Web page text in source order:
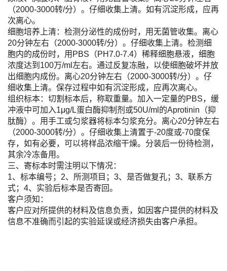
（2000-3000转/分）。仔细收集上清。如有沉淀形成，应再
次离心。
细胞培养上清：检测分泌性的成份时，用无菌管收集。离心
20分钟左右（2000-3000转/分）。仔细收集上清。检测细
胞内的成份时，用PBS（PH7.0-7.4）稀释细胞悬液，细胞
浓度达到100万/ml左右。通过反复冻融，以使细胞破坏并放
出细胞内成份。离心20分钟左右（2000-3000转/分）。仔
细收集上清。保存过程中如有沉淀形成，应再次离心。
组织标本：切割标本后，称取重量。加入一定量的PBS，缓
冲液中可加入1μg/L蛋白酶抑制剂或50U/ml的Aprotinin（抑
肽酶）。用手工或匀浆器将标本匀浆充分。离心20分钟左右
（2000-3000转/分）。仔细收集上清置于-20度或-70度保
存，如有必要，可以将样品浓缩干燥。分装后一份待检测，
其余冷冻备用。
三、寄标本时需注明以下情况：
1、标本编号；2、所测项目；3、是否做复孔；3、联系方
式；4、实验后标本是否寄回。
客户须知：
客户应对所提供的材料及信息负责，如因客户提供的材料及
信息不准确而引起的实验延误或经济损失由客户承担。